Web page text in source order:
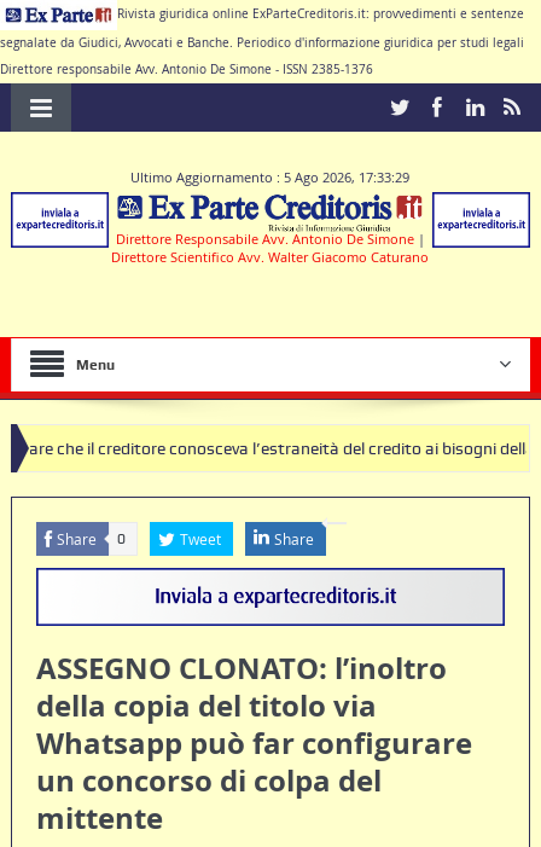
Rivista giuridica online ExParteCreditoris.it: provvedimenti e sentenze
segnalate da Giudici, Avvocati e Banche. Periodico d'informazione giuridica per studi legali
Direttore responsabile Avv. Antonio De Simone - ISSN 2385-1376
Ultimo Aggiornamento : 5 Ago 2026, 17:33:29
Direttore Responsabile Avv. Antonio De Simone |
Direttore Scientifico Avv. Walter Giacomo Caturano
Menu
conosceva l’estraneità del credito ai bisogni della famiglia
nulle deve produrre il contratto di conto corrente
Share 0 Tweet Share
ASSEGNO CLONATO: l’inoltro
della copia del titolo via
Whatsapp può far configurare
un concorso di colpa del
mittente